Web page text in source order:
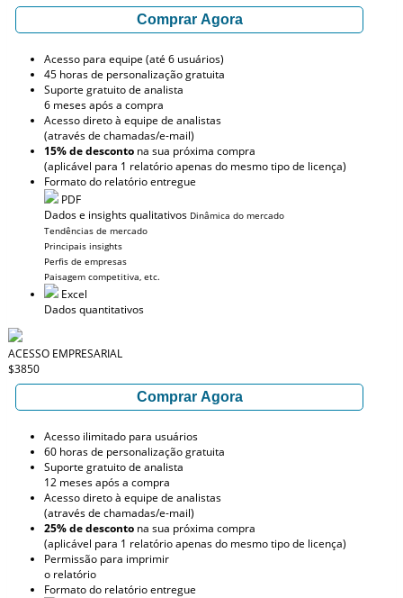
Comprar Agora
Acesso para equipe (até 6 usuários)
45 horas de personalização gratuita
Suporte gratuito de analista
6 meses após a compra
Acesso direto à equipe de analistas
(através de chamadas/e-mail)
15% de desconto na sua próxima compra
(aplicável para 1 relatório apenas do mesmo tipo de licença)
Formato do relatório entregue
PDF
Dados e insights qualitativos Dinâmica do mercado
Tendências de mercado
Principais insights
Perfis de empresas
Paisagem competitiva, etc.
Excel
Dados quantitativos
ACESSO EMPRESARIAL
$3850
Comprar Agora
Acesso ilimitado para usuários
60 horas de personalização gratuita
Suporte gratuito de analista
12 meses após a compra
Acesso direto à equipe de analistas
(através de chamadas/e-mail)
25% de desconto na sua próxima compra
(aplicável para 1 relatório apenas do mesmo tipo de licença)
Permissão para imprimir
o relatório
Formato do relatório entregue